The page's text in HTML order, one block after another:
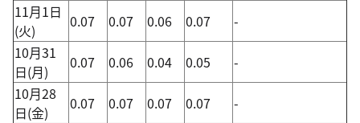
11月1日
(火)
0.07 0.07 0.06 0.07
-
10月31
日(月)
0.07 0.06 0.04 0.05
-
10月28
日(金)
0.07 0.07 0.07 0.07
-